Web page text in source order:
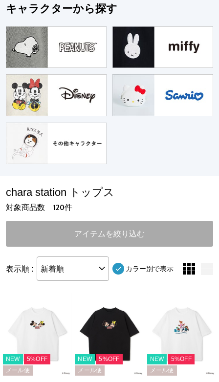
キャラクターから探す
対象商品数 120件
chara station トップス
アイテムを絞り込む
表示順 : 新着順 カラー別で表示
NEW
5%OFF
メール便
NEW
5%OFF
メール便
NEW
5%OFF
メール便